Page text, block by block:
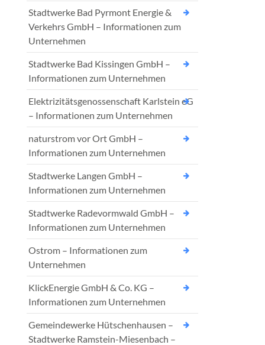
Stadtwerke Bad Pyrmont Energie &
Verkehrs GmbH – Informationen zum
Unternehmen
Stadtwerke Bad Kissingen GmbH –
Informationen zum Unternehmen
Elektrizitätsgenossenschaft Karlstein eG
– Informationen zum Unternehmen
naturstrom vor Ort GmbH –
Informationen zum Unternehmen
Stadtwerke Langen GmbH –
Informationen zum Unternehmen
Stadtwerke Radevormwald GmbH –
Informationen zum Unternehmen
Ostrom – Informationen zum
Unternehmen
KlickEnergie GmbH & Co. KG –
Informationen zum Unternehmen
Gemeindewerke Hütschenhausen –
Stadtwerke Ramstein-Miesenbach –